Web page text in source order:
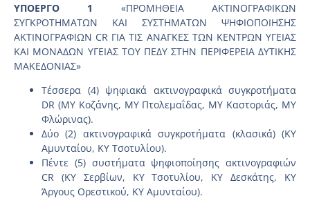
ΥΠΟΕΡΓΟ 1
«ΠΡΟΜΗΘΕΙΑ ΑΚΤΙΝΟΓΡΑΦΙΚΩΝ
ΣΥΓΚΡΟΤΗΜΑΤΩΝ ΚΑΙ ΣΥΣΤΗΜΑΤΩΝ ΨΗΦΙΟΠΟΙΗΣΗΣ
ΑΚΤΙΝΟΓΡΑΦΙΩΝ CR ΓΙΑ ΤΙΣ ΑΝΑΓΚΕΣ ΤΩΝ ΚΕΝΤΡΩΝ ΥΓΕΙΑΣ
ΚΑΙ ΜΟΝΑΔΩΝ ΥΓΕΙΑΣ ΤΟΥ ΠΕΔΥ ΣΤΗΝ ΠΕΡΙΦΕΡΕΙΑ ΔΥΤΙΚΗΣ
ΜΑΚΕΔΟΝΙΑΣ»
Τέσσερα (4) ψηφιακά ακτινογραφικά συγκροτήματα
DR (ΜΥ Κοζάνης, ΜΥ Πτολεμαΐδας, ΜΥ Καστοριάς, ΜΥ
Φλώρινας).
Δύο (2) ακτινογραφικά συγκροτήματα (κλασικά) (ΚΥ
Αμυνταίου, ΚΥ Τσοτυλίου).
Πέντε (5) συστήματα ψηφιοποίησης ακτινογραφιών
CR (ΚΥ Σερβίων, ΚΥ Τσοτυλίου, ΚΥ Δεσκάτης, ΚΥ
Άργους Ορεστικού, ΚΥ Αμυνταίου).